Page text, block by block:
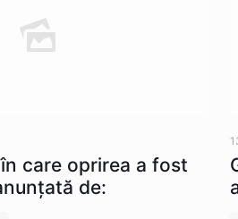
care oprirea a fost
de: